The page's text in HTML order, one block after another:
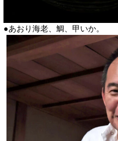
●あおり海老、鯛、甲いか。